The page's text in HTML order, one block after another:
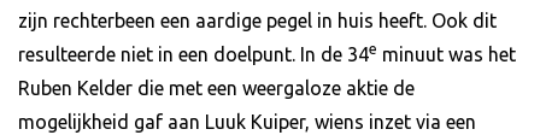
zijn rechterbeen een aardige pegel in huis heeft. Ook dit
resulteerde niet in een doelpunt. In de 34e minuut was het
Ruben Kelder die met een weergaloze aktie de
mogelijkheid gaf aan Luuk Kuiper, wiens inzet via een